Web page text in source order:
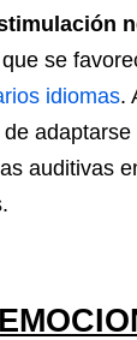
se
idiomas.
adaptarse
auditivas